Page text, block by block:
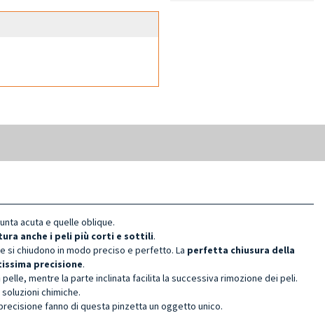
acuta e quelle oblique.
anche i peli più corti e sottili.
si chiudono in modo preciso e perfetto. La perfetta chiusura della
precisione.
mentre la parte inclinata facilita la successiva rimozione dei peli.
chimiche.
fanno di questa pinzetta un oggetto unico.